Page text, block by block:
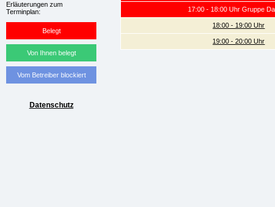
Erläuterungen zum
Terminplan:
Belegt
Von Ihnen belegt
Vom Betreiber blockiert
Datenschutz
17:00 - 18:00 Uhr Gruppe
18:00 - 19:00 Uhr
19:00 - 20:00 Uhr